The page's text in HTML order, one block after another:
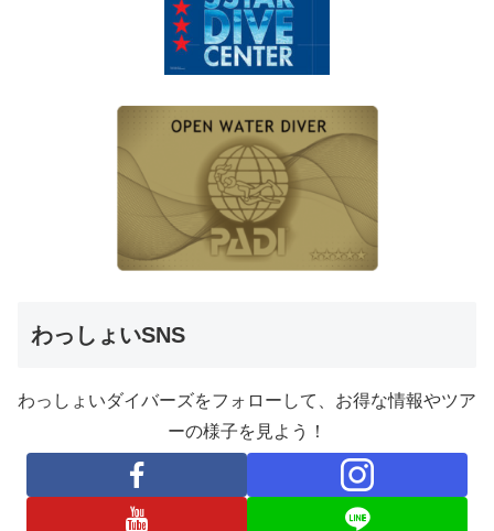
わっしょいSNS
わっしょいダイバーズをフォローして、お得な情報やツア
ーの様子を見よう！